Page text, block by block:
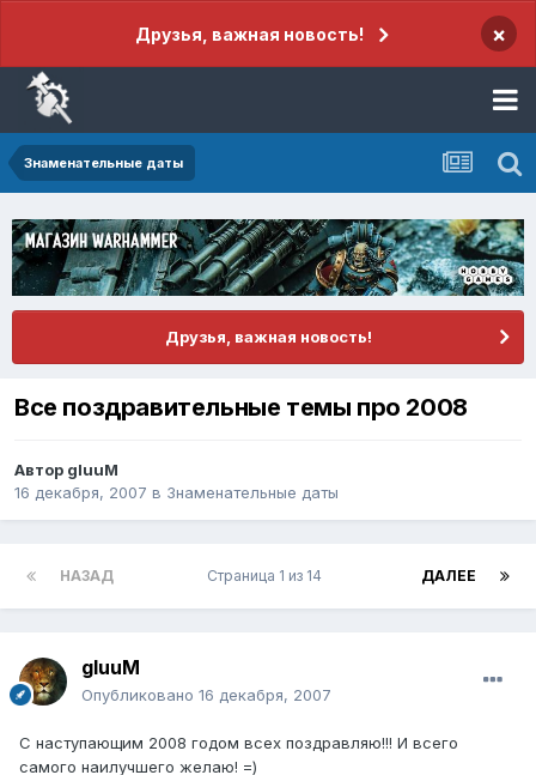
Друзья, важная новость! ×
Знаменательные даты
Друзья, важная новость!
Все поздравительные темы про 2008
Автор gluuM
16 декабря, 2007 в Знаменательные даты
НАЗАД ДАЛЕЕ
Страница 1 из 14
gluuM
Опубликовано 16 декабря, 2007
С наступающим 2008 годом всех поздравляю!!! И всего
самого наилучшего желаю! =)